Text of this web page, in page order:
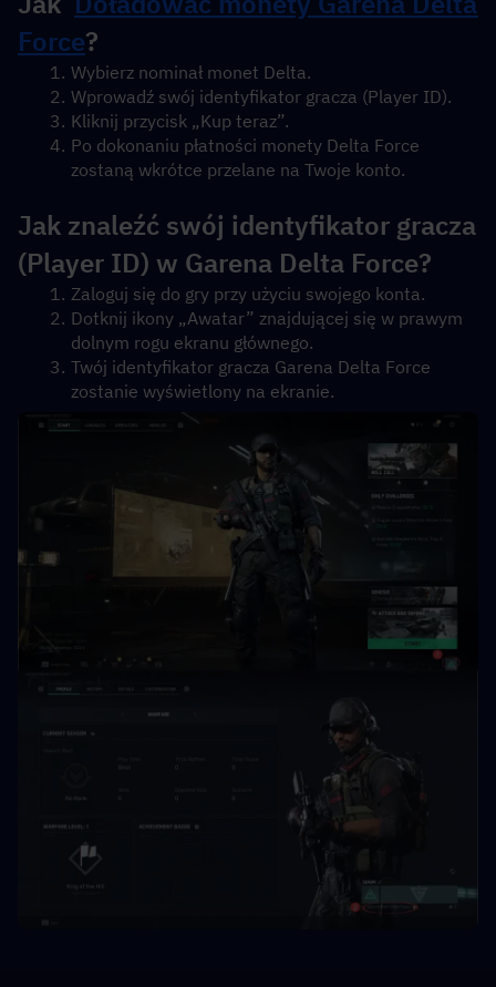
Force?
Wybierz nominał monet Delta.
Wprowadź swój identyfikator gracza (Player ID).
Kliknij przycisk „Kup teraz”.
Po dokonaniu płatności monety Delta Force
zostaną wkrótce przelane na Twoje konto.
Jak znaleźć swój identyfikator gracza
(Player ID) w Garena Delta Force?
Zaloguj się do gry przy użyciu swojego konta.
Dotknij ikony „Awatar” znajdującej się w prawym
dolnym rogu ekranu głównego.
Twój identyfikator gracza Garena Delta Force
zostanie wyświetlony na ekranie.